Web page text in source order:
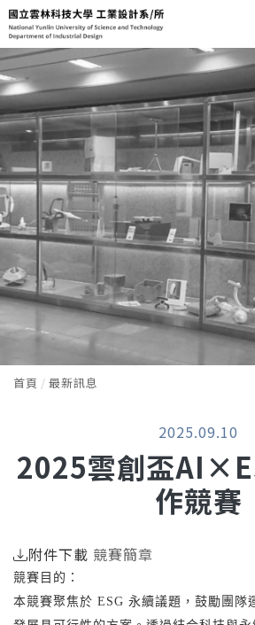
首頁 最新訊息
2025.09.10
2025雲創盃
作競賽
附件下載 競賽簡章
競賽目的：
本競賽聚焦於 ESG 永續議題，鼓勵團隊